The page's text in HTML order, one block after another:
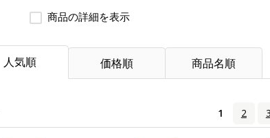
商品の詳細を表示
人気順 価格順 商品名順
1 2 3